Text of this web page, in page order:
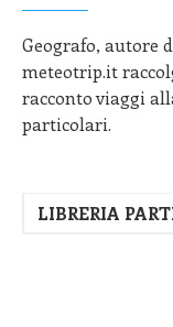
Geografo, autore
meteotrip.it
racconto viaggi
particolari.
LIBRERIA